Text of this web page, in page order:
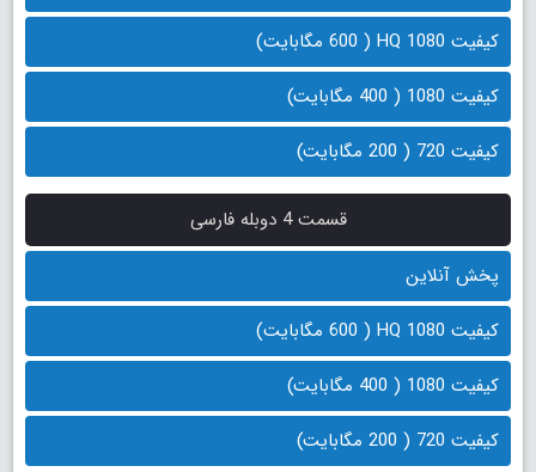
کیفیت 1080 HQ ( 600 مگابایت)
کیفیت 1080 ( 400 مگابایت)
کیفیت 720 ( 200 مگابایت)
قسمت 4 دوبله فارسی
پخش آنلاین
کیفیت 1080 HQ ( 600 مگابایت)
کیفیت 1080 ( 400 مگابایت)
کیفیت 720 ( 200 مگابایت)